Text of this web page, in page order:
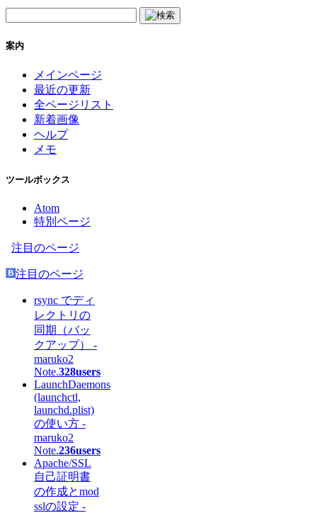
案内
メインページ
最近の更新
全ページリスト
新着画像
ヘルプ
メモ
ツールボックス
Atom
特別ページ
注目のページ
注目のページ
rsync でディ
レクトリの
同期（バッ
クアップ） -
maruko2
Note.328users
LaunchDaemons
(launchctl,
launchd.plist)
の使い方 -
maruko2
Note.236users
Apache/SSL
自己証明書
の作成とmod
sslの設定 -